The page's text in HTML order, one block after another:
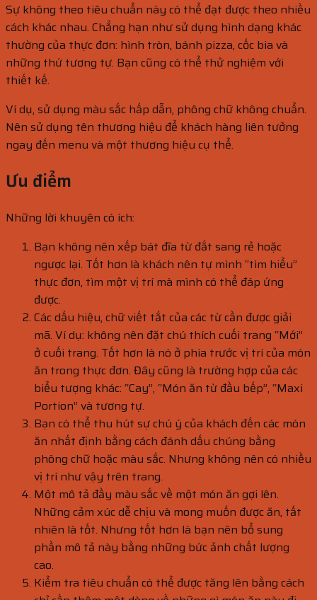
Sự không theo tiêu chuẩn này có thể đạt được theo nhiều
cách khác nhau. Chẳng hạn như sử dụng hình dạng khác
thường của thực đơn: hình tròn, bánh pizza, cốc bia và
những thứ tương tự. Bạn cũng có thể thử nghiệm với
thiết kế.
Ví dụ, sử dụng màu sắc hấp dẫn, phông chữ không chuẩn.
Nên sử dụng tên thương hiệu để khách hàng liên tưởng
ngay đến menu và một thương hiệu cụ thể.
Ưu điểm
Những lời khuyên có ích:
Bạn không nên xếp bát đĩa từ đắt sang rẻ hoặc
ngược lại. Tốt hơn là khách nên tự mình “tìm hiểu”
thực đơn, tìm một vị trí mà mình có thể đáp ứng
được.
Các dấu hiệu, chữ viết tắt của các từ cần được giải
mã. Ví dụ: không nên đặt chú thích cuối trang “Mới”
ở cuối trang. Tốt hơn là nó ở phía trước vị trí của món
ăn trong thực đơn. Đây cũng là trường hợp của các
biểu tượng khác: “Cay”, “Món ăn từ đầu bếp”, “Maxi
Portion” và tương tự.
Bạn có thể thu hút sự chú ý của khách đến các món
ăn nhất định bằng cách đánh dấu chúng bằng
phông chữ hoặc màu sắc. Nhưng không nên có nhiều
vị trí như vậy trên trang.
Một mô tả đầy màu sắc về một món ăn gợi lên.
Những cảm xúc dễ chịu và mong muốn được ăn, tất
nhiên là tốt. Nhưng tốt hơn là bạn nên bổ sung
phần mô tả này bằng những bức ảnh chất lượng
cao.
Kiểm tra tiêu chuẩn có thể được tăng lên bằng cách